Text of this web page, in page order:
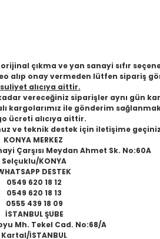
çıkma ve yan sanayi sıfır
alıp onay vermeden lütfen sipariş
alıcıya aittir.
vereceğiniz siparişler aynı gün
kargolarımız ile gönderim
ücreti alıcıya aittir.
ve teknik destek için iletişime
KONYA MERKEZ
Çarşısı Meydan Ahmet Sk. No:60A
Selçuklu/KONYA
DESTEK
0549 620 18 12
0549 620 18 13
0555 439 18 09
İSTANBUL ŞUBE
Mh. Tekel Cad. No:68/A
Kartal/İSTANBUL